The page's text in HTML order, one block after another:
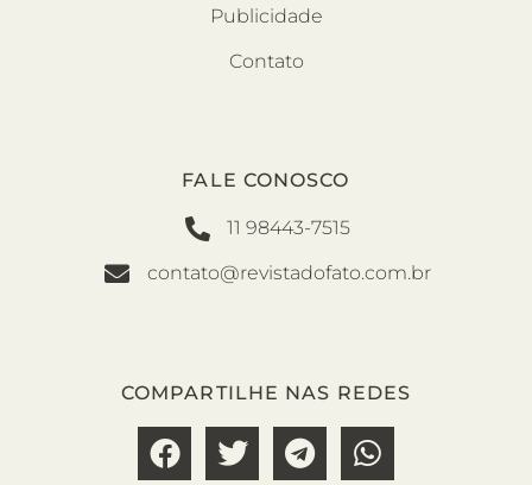
Publicidade
Contato
FALE CONOSCO
11 98443-7515
contato@revistadofato.com.br
COMPARTILHE NAS REDES